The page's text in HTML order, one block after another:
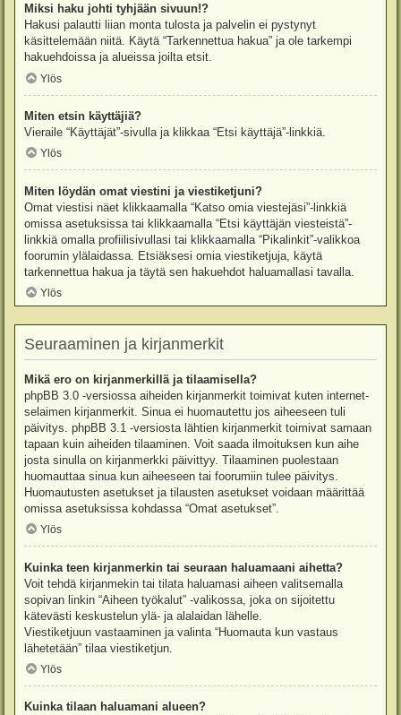
Miksi haku johti tyhjään sivuun!?
Hakusi palautti liian monta tulosta ja palvelin ei pystynyt
käsittelemään niitä. Käytä “Tarkennettua hakua” ja ole tarkempi
hakuehdoissa ja alueissa joilta etsit.
Ylös
Miten etsin käyttäjiä?
Vieraile “Käyttäjät”-sivulla ja klikkaa “Etsi käyttäjä”-linkkiä.
Ylös
Miten löydän omat viestini ja viestiketjuni?
Omat viestisi näet klikkaamalla “Katso omia viestejäsi”-linkkiä
omissa asetuksissa tai klikkaamalla “Etsi käyttäjän viesteistä”-
linkkiä omalla profiilisivullasi tai klikkaamalla “Pikalinkit”-valikkoa
foorumin ylälaidassa. Etsiäksesi omia viestiketjuja, käytä
tarkennettua hakua ja täytä sen hakuehdot haluamallasi tavalla.
Ylös
Seuraaminen ja kirjanmerkit
Mikä ero on kirjanmerkillä ja tilaamisella?
phpBB 3.0 -versiossa aiheiden kirjanmerkit toimivat kuten internet-
selaimen kirjanmerkit. Sinua ei huomautettu jos aiheeseen tuli
päivitys. phpBB 3.1 -versiosta lähtien kirjanmerkit toimivat samaan
tapaan kuin aiheiden tilaaminen. Voit saada ilmoituksen kun aihe
josta sinulla on kirjanmerkki päivittyy. Tilaaminen puolestaan
huomauttaa sinua kun aiheeseen tai foorumiin tulee päivitys.
Huomautusten asetukset ja tilausten asetukset voidaan määrittää
omissa asetuksissa kohdassa “Omat asetukset”.
Ylös
Kuinka teen kirjanmerkin tai seuraan haluamaani aihetta?
Voit tehdä kirjanmekin tai tilata haluamasi aiheen valitsemalla
sopivan linkin “Aiheen työkalut” -valikossa, joka on sijoitettu
kätevästi keskustelun ylä- ja alalaidan lähelle.
Viestiketjuun vastaaminen ja valinta “Huomauta kun vastaus
lähetetään” tilaa viestiketjun.
Ylös
Kuinka tilaan haluamani alueen?